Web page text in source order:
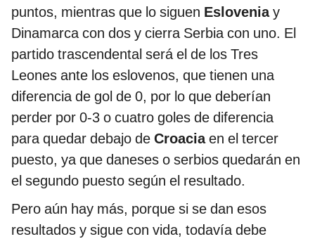
puntos, mientras que lo siguen Esloveniay
Dinamarca con dos y cierra Serbia con uno. El
partido trascendental será el de los Tres
Leones ante los eslovenos, que tienen una
diferencia de gol de 0, por lo que deberían
perder por 0-3 o cuatro goles de diferencia
para quedar debajo de Croaciaen el tercer
puesto, ya que daneses o serbios quedarán en
el segundo puesto según el resultado.
Pero aún hay más, porque si se dan esos
resultados y sigue con vida, todavía debe